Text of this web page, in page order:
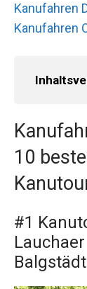
Kanufahren
Kanufahren
10
#1
Balgstädt